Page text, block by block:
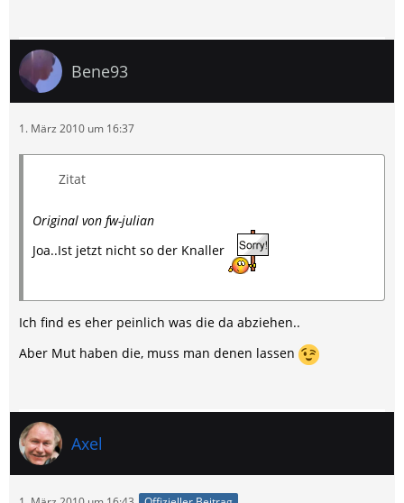
Bene93
1. März 2010 um 16:37
Zitat
Original von fw-julian
Joa..Ist jetzt nicht so der Knaller
Ich find es eher peinlich was die da abziehen..
Aber Mut haben die, muss man denen lassen
Axel